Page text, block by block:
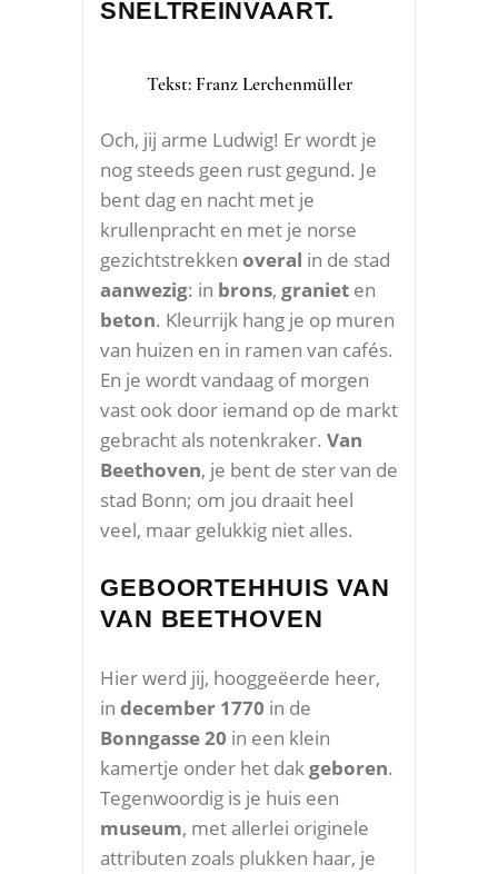
SNELTREINVAART.
Tekst: Franz Lerchenmüller
Och, jij arme Ludwig! Er wordt je
nog steeds geen rust gegund. Je
bent dag en nacht met je
krullenpracht en met je norse
gezichtstrekken overal in de stad
aanwezig: in brons, graniet en
beton. Kleurrijk hang je op muren
van huizen en in ramen van cafés.
En je wordt vandaag of morgen
vast ook door iemand op de markt
gebracht als notenkraker. Van
Beethoven, je bent de ster van de
stad Bonn; om jou draait heel
veel, maar gelukkig niet alles.
GEBOORTEHHUIS VAN
VAN BEETHOVEN
Hier werd jij, hooggeëerde heer,
in december 1770 in de
Bonngasse 20 in een klein
kamertje onder het dakgeboren.
Tegenwoordig is je huis een
museum, met allerlei originele
attributen zoals plukken haar, je